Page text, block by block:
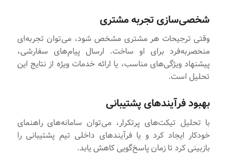
شخصی‌سازی تجربه مشتری
وقتی ترجیحات هر مشتری مشخص شود، می‌توان تجربه‌ای
منحصربه‌فرد برای او ساخت. ارسال پیام‌های سفارشی،
پیشنهاد ویژگی‌های مناسب، یا ارائه خدمات ویژه از نتایج این
تحلیل است.
بهبود فرآیندهای پشتیبانی
با تحلیل تیکت‌های پرتکرار، می‌توان سامانه‌های راهنمای
خودکار ایجاد کرد و یا فرآیندهای داخلی تیم پشتیبانی را
بازبینی کرد تا زمان پاسخ‌گویی کاهش یابد.